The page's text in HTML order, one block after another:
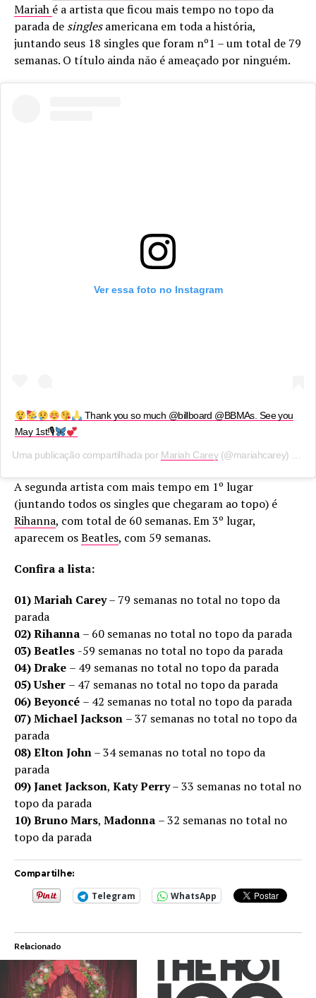
Mariah é a artista que ficou mais tempo no topo da
parada de singlesamericana em toda a história,
juntando seus 18 singles que foram nº1 – um total de 79
semanas. O título ainda não é ameaçado por ninguém.
Ver essa foto no Instagram
Thank you so much @billboard @BBMAs. See you
May 1st!🎙
Uma publicação compartilhada por Mariah Carey(@mariahcarey) em
A segunda artista com mais tempo em 1º lugar
(juntando todos os singles que chegaram ao topo) é
Rihanna, com total de 60 semanas. Em 3º lugar,
aparecem osBeatles, com 59 semanas.
Confira a lista:
01)Mariah Carey– 79 semanas no total no topo da
parada
02)Rihanna – 60 semanas no total no topo da parada
03)Beatles -59 semanas no total no topo da parada
04)Drake – 49 semanas no total no topo da parada
05)Usher – 47 semanas no total no topo da parada
06)Beyoncé – 42 semanas no total no topo da parada
07)Michael Jackson – 37 semanas no total no topo da
parada
08)Elton John– 34 semanas no total no topo da
parada
09)Janet Jackson, Katy Perry– 33 semanas no total no
topo da parada
10)Bruno Mars, Madonna – 32 semanas no total no
topo da parada
Compartilhe:
Telegram WhatsApp
Relacionado